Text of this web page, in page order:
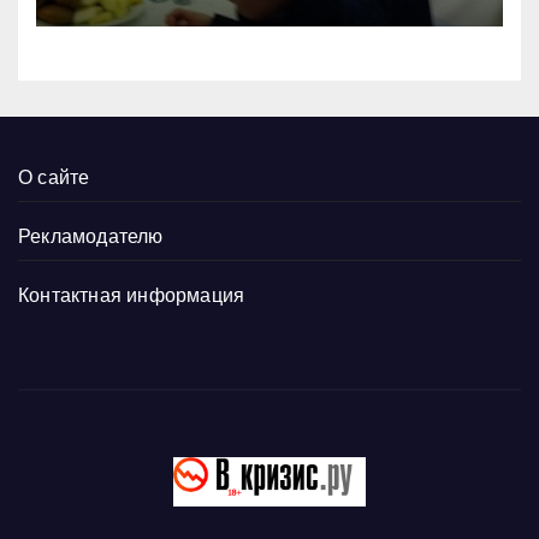
О сайте
Рекламодателю
Контактная информация